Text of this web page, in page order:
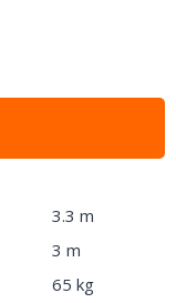
3.3 m
3 m
65 kg